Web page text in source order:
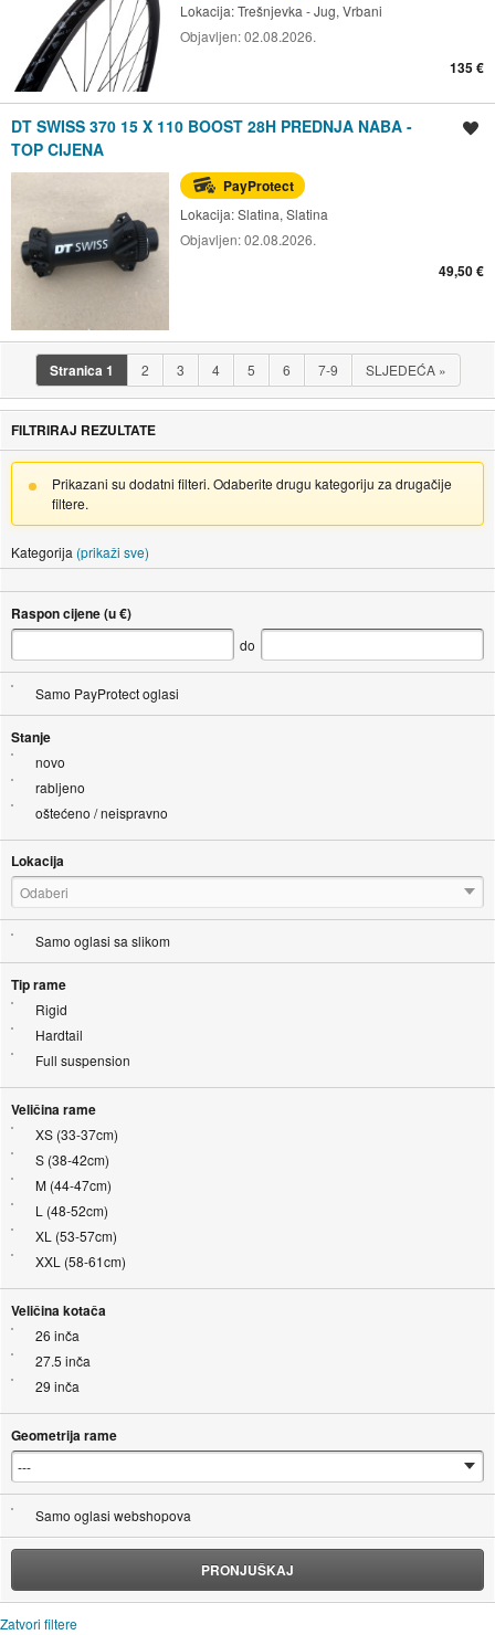
Lokacija:Trešnjevka - Jug, Vrbani
Objavljen:02.08.2026.
135 €
DT SWISS 370 15 X 110 BOOST 28H PREDNJA NABA -
TOP CIJENA
PayProtect
Lokacija:Slatina, Slatina
Objavljen:02.08.2026.
49,50 €
Stranica1 2 3 4 5 6 7-9 SLJEDEĆA »
FILTRIRAJ REZULTATE
Prikazani su dodatni filteri. Odaberite drugu kategoriju za drugačije
filtere.
Kategorija (prikaži sve)
Raspon cijene (u €)
do
Samo PayProtect oglasi
Stanje
novo
rabljeno
oštećeno / neispravno
Lokacija
Odaberi
Samo oglasi sa slikom
Tip rame
Rigid
Hardtail
Full suspension
Veličina rame
XS (33-37cm)
S (38-42cm)
M (44-47cm)
L (48-52cm)
XL (53-57cm)
XXL (58-61cm)
Veličina kotača
26 inča
27.5 inča
29 inča
Geometrija rame
Samo oglasi webshopova
PRONJUŠKAJ
Zatvori filtere